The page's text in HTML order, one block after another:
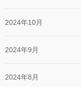
2024年10月
2024年9月
2024年8月